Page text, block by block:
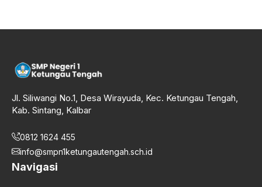
Jl. Siliwangi No.1, Desa Wirayuda, Kec. Ketungau Tengah,
Kab. Sintang, Kalbar
0812 1624 455
info@smpn1ketungautengah.sch.id
Navigasi